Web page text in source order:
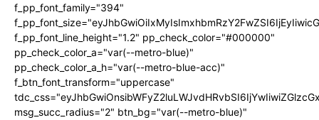
f_pp_font_family="394"
f_pp_font_line_height="1.2" pp_check_color="#000000"
pp_check_color_a="var(--metro-blue)"
pp_check_color_a_h="var(--metro-blue-acc)"
f_btn_font_transform="uppercase"
msg_succ_radius="2" btn_bg="var(--metro-blue)"